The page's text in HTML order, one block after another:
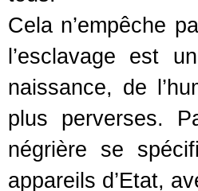
Cela n’empêche
l’esclavage est
naissance, de
plus perverses.
négrière se
appareils d’Etat,